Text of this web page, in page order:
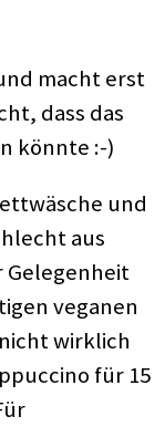
macht erst
dass das
könnte :-)
und
aus
Gelegenheit
veganen
wirklich
für 15